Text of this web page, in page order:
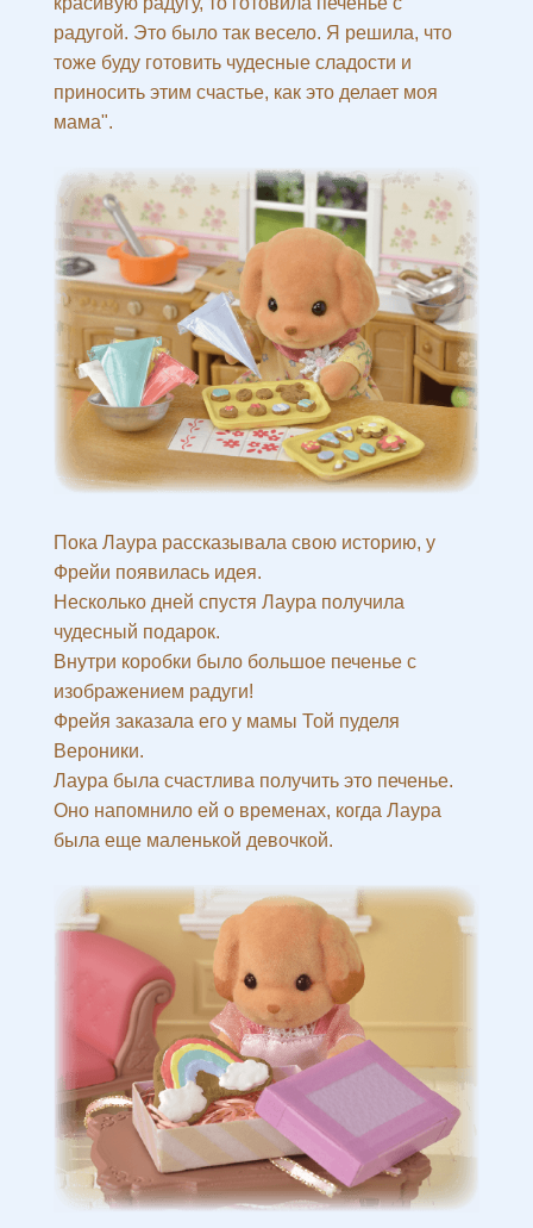
радугой. Это было так весело. Я решила, что
тоже буду готовить чудесные сладости и
приносить этим счастье, как это делает моя
мама".
Пока Лаура рассказывала свою историю, у
Фрейи появилась идея.
Несколько дней спустя Лаура получила
чудесный подарок.
Внутри коробки было большое печенье с
изображением радуги!
Фрейя заказала его у мамы Той пуделя
Вероники.
Лаура была счастлива получить это печенье.
Оно напомнило ей о временах, когда Лаура
была еще маленькой девочкой.